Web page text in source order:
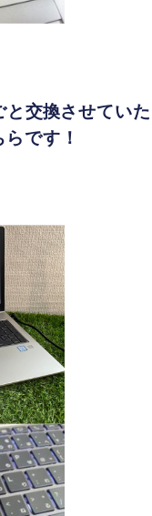
と交換させてい
です！